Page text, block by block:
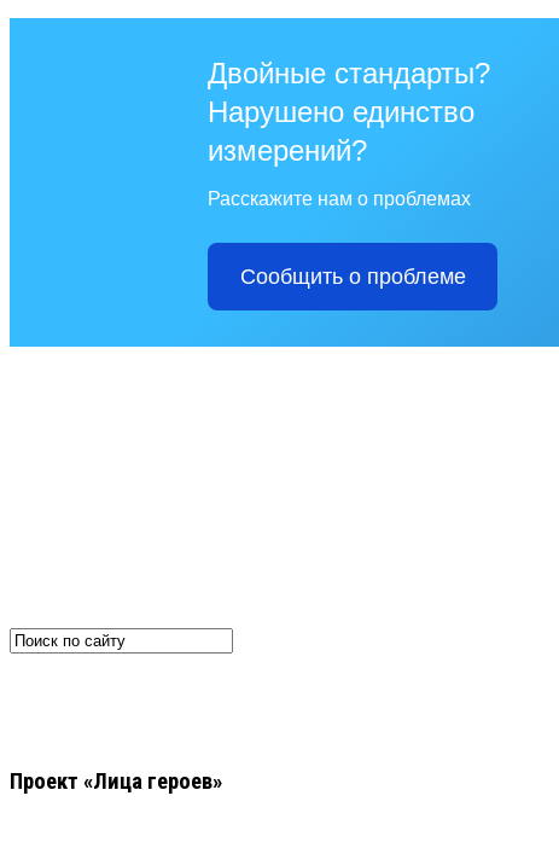
Двойные стандарты?
Нарушено единство
измерений?
Расскажите нам о проблемах
Сообщить о проблеме
Проект «Лица героев»